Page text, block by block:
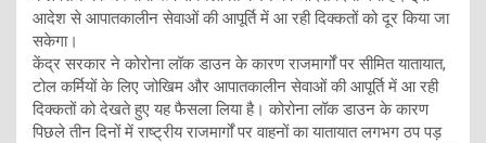
आदेश से आपातकालीन सेवाओं की आपूर्ति में आ रही दिक्‍कतों को दूर किया जा
सकेगा।
केंद्र सरकार ने कोरोना लॉक डाउन के कारण राजमार्गों पर सीमित यातायात,
टोल कर्मियों के लिए जोखिम और आपातकालीन सेवाओं की आपूर्ति में आ रही
द‍िक्‍कतों को देखते हुए यह फैसला लिया है। कोरोना लॉक डाउन के कारण
पिछले तीन दिनों में राष्ट्रीय राजमार्गों पर वाहनों का यातायात लगभग ठप पड़